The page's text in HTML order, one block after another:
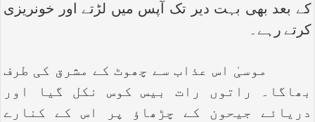
کے بعد بھی بہت دیر تک آپس میں لڑتے اور خونریزی
کرتے رہے۔
موسیٰ اس عذاب سے چھوٹ کے مشرق کی طرف
بھاگا۔ راتوں رات بیس کوس نکل گیا اور
دریائے جیحون کے چڑھاؤ پر اس کے کنارے